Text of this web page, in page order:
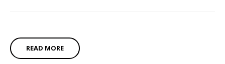
READ MORE